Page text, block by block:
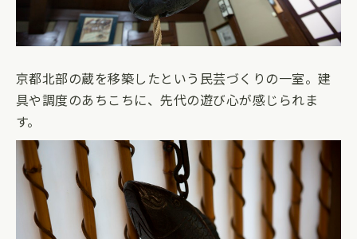
京都北部の蔵を移築したという民芸づくりの一室。建
具や調度のあちこちに、先代の遊び心が感じられま
す。